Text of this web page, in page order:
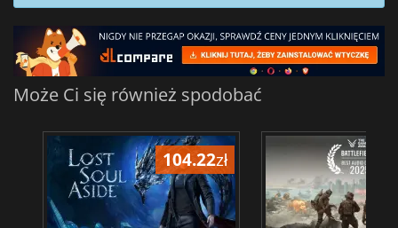
Może Ci się również spodobać
104.22zł